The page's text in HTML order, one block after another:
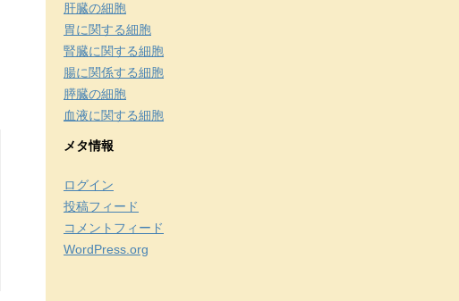
肝臓の細胞
胃に関する細胞
腎臓に関する細胞
腸に関係する細胞
膵臓の細胞
血液に関する細胞
メタ情報
ログイン
投稿フィード
コメントフィード
WordPress.org